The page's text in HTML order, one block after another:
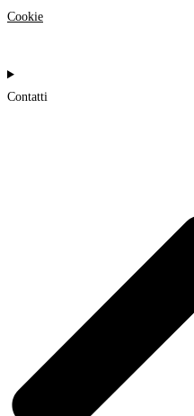
Cookie
Contatti